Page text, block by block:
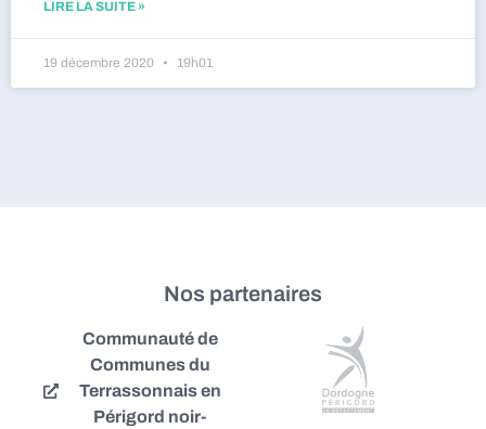
LIRE LA SUITE »
19 décembre 2020 19h01
Nos partenaires
Communauté de
Communes du
Terrassonnais en
Périgord noir-